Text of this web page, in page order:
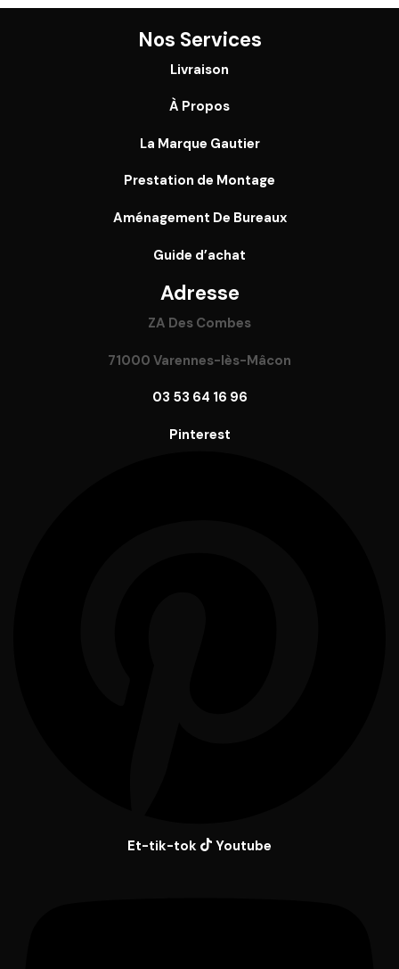
Nos Services
Livraison
À Propos
La Marque Gautier
Prestation de Montage
Aménagement De Bureaux
Guide d’achat
Adresse
ZA Des Combes
71000 Varennes-lès-Mâcon
03 53 64 16 96
Pinterest
Et-tik-tok Youtube